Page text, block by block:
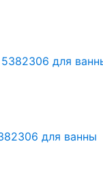
для ванны